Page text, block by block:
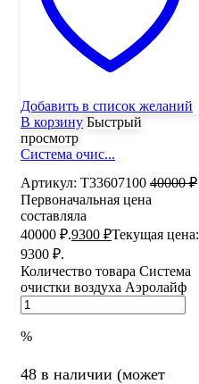
Добавить в список желаний
В корзину Быстрый
просмотр
Система очис...
Артикул: Т33607100 40000₽
Первоначальная цена
составляла
40000 ₽.9300 ₽Текущая цена:
9300 ₽.
Количество товара Система
очистки воздуха Аэролайф
%
48 в наличии (может